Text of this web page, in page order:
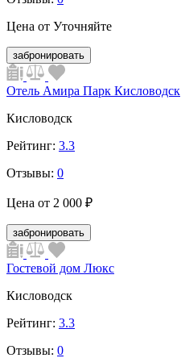
Цена от Уточняйте
забронировать
Отель Амира Парк Кисловодск
Кисловодск
Рейтинг: 3.3
Отзывы: 0
Цена от 2 000 ₽
забронировать
Гостевой дом Люкс
Кисловодск
Рейтинг: 3.3
Отзывы: 0